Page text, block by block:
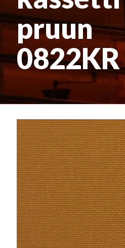
pruun
0822KR